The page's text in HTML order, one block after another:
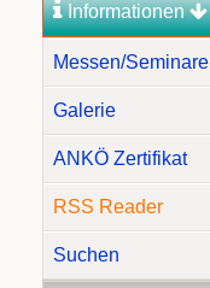
Informationen
Messen/Seminare
Galerie
ANKÖ Zertifikat
RSS Reader
Suchen